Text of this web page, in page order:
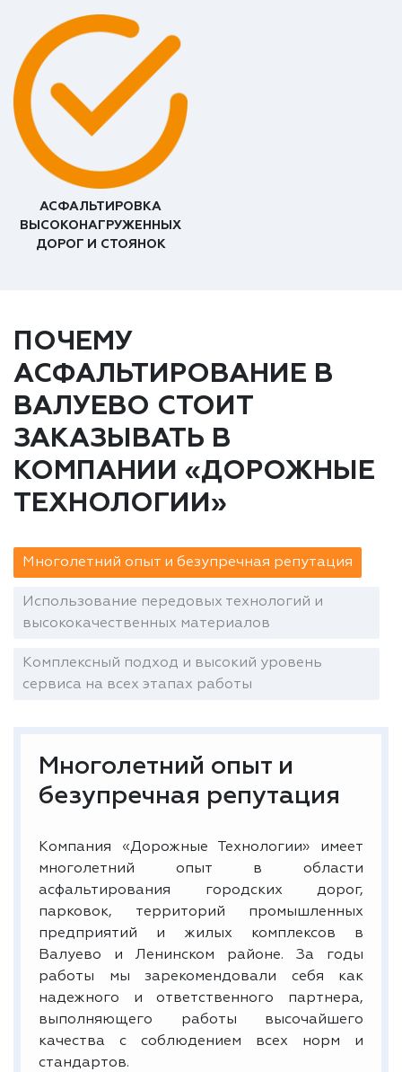
АСФАЛЬТИРОВКА
ВЫСОКОНАГРУЖЕННЫХ
ДОРОГ И СТОЯНОК
ПОЧЕМУ
АСФАЛЬТИРОВАНИЕ В
ВАЛУЕВО СТОИТ
ЗАКАЗЫВАТЬ В
КОМПАНИИ «ДОРОЖНЫЕ
ТЕХНОЛОГИИ»
Многолетний опыт и безупречная репутация
Использование передовых технологий и
высококачественных материалов
Комплексный подход и высокий уровень
сервиса на всех этапах работы
Многолетний опыт и
безупречная репутация
Компания «Дорожные Технологии» имеет
многолетний опыт в области
асфальтирования городских дорог,
парковок, территорий промышленных
предприятий и жилых комплексов в
Валуево и Ленинском районе. За годы
работы мы зарекомендовали себя как
надежного и ответственного партнера,
выполняющего работы высочайшего
качества с соблюдением всех норм и
стандартов.